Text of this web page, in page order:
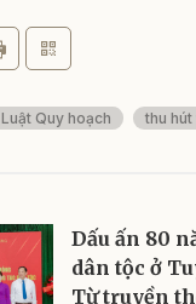
Luật Quy hoạch thu hút
Dấu ấn 80
dân tộc ở
Từ truyền